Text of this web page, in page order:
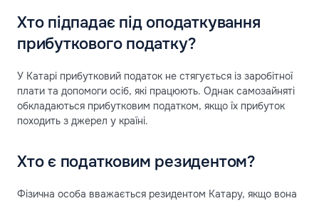
Хто підпадає під оподаткування
прибуткового податку?
У Катарі прибутковий податок не стягується із заробітної
плати та допомоги осіб, які працюють. Однак самозайняті
обкладаються прибутковим податком, якщо їх прибуток
походить з джерел у країні.
Хто є податковим резидентом?
Фізична особа вважається резидентом Катару, якщо вона